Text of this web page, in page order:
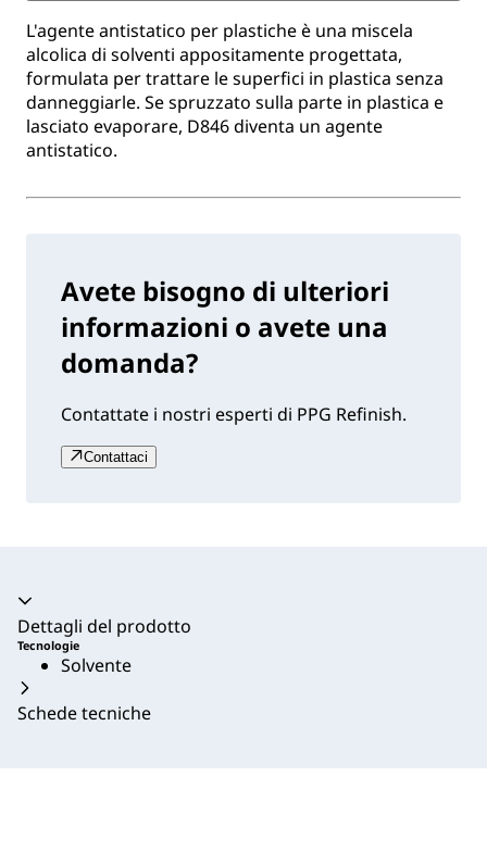
L'agente antistatico per plastiche è una miscela
alcolica di solventi appositamente progettata,
formulata per trattare le superfici in plastica senza
danneggiarle. Se spruzzato sulla parte in plastica e
lasciato evaporare, D846 diventa un agente
antistatico.
Avete bisogno di ulteriori
informazioni o avete una
domanda?
Contattate i nostri esperti di PPG Refinish.
Contattaci
Dettagli del prodotto
Tecnologie
Solvente
Schede tecniche